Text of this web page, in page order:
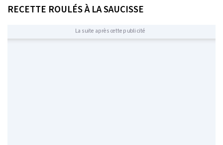
RECETTE ROULÉS À LA SAUCISSE
La suite après cette publicité